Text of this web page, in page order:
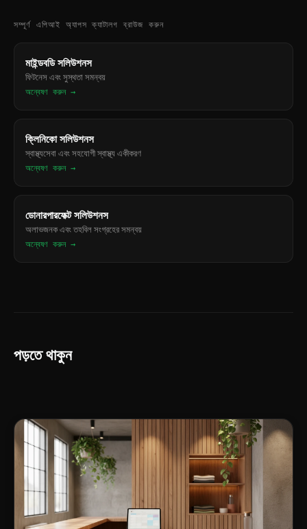
সম্পূর্ণ এপিআই অ্যাপস ক্যাটালগ ব্রাউজ করুন
মাইন্ডবডি সলিউশনস
ফিটনেস এবং সুস্থতা সমন্বয়
অন্বেষণ করুন →
ক্লিনিকো সলিউশনস
স্বাস্থ্যসেবা এবং সহযোগী স্বাস্থ্য একীকরণ
অন্বেষণ করুন →
ডোনারপারফেক্ট সলিউশনস
অলাভজনক এবং তহবিল সংগ্রহের সমন্বয়
অন্বেষণ করুন →
পড়তে থাকুন